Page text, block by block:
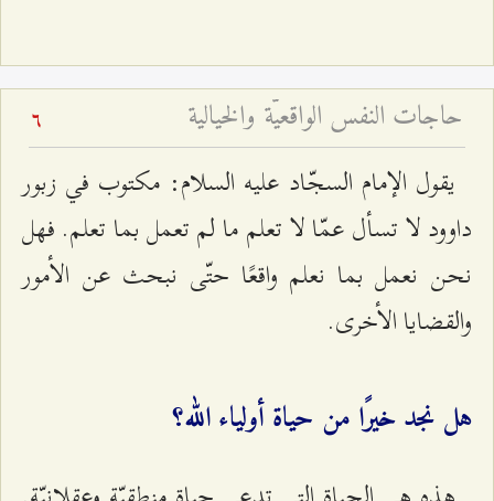
حاجات النفس الواقعيّة والخيالية 6
يقول الإمام السجّاد عليه السلام: مكتوب في زبور
داوود لا تسأل عمّا لا تعلم ما لم تعمل بما تعلم. فهل
نحن نعمل بما نعلم واقعًا حتّى نبحث عن الأمور
والقضايا الأخرى.
هل نجد خيرًا من حياة أولياء الله؟